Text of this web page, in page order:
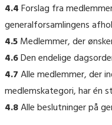
4.4Forslag fra
generalforsamlingens
4.5Medlemmer, der
4.6Den endelige
4.7Alle medlemmer, der
medlemskategori, har én
4.8Alle beslutninger på